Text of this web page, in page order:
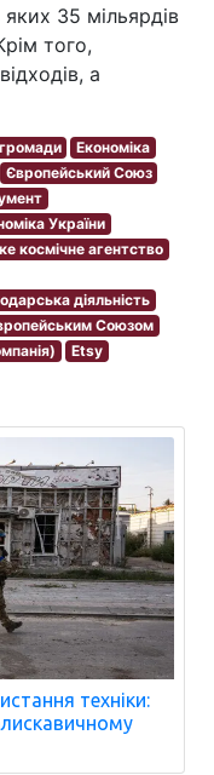
35 мільярдів
того,
а
Економіка
Європейський Союз
України
космічне агентство
діяльність
Союзом
Etsy
техніки: